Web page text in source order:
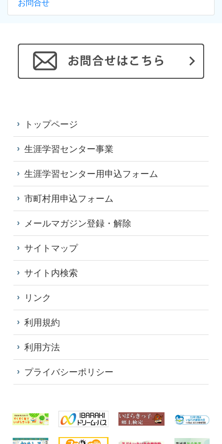
お問合せ
トップページ
生涯学習センター事業
生涯学習センター用申込フォーム
市町村用申込フォーム
メールマガジン登録・解除
サイトマップ
サイト内検索
リンク
利用規約
利用方法
プライバシーポリシー